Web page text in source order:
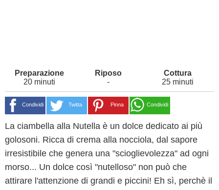
20 minuti - 25 minuti
Condividi Twitta Pinna Condividi
La ciambella alla Nutella è un dolce dedicato ai più
golosoni. Ricca di crema alla nocciola, dal sapore
irresistibile che genera una "scioglievolezza" ad ogni
morso... Un dolce così "nutelloso" non può che
attirare l'attenzione di grandi e piccini! Eh sì, perchè il